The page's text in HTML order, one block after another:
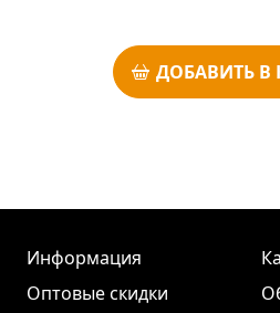
ДОБАВИТЬ В
Информация
Оптовые скидки